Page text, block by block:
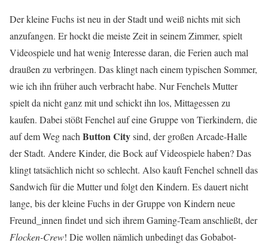
Der kleine Fuchs ist neu in der Stadt und weiß nichts mit sich
anzufangen. Er hockt die meiste Zeit in seinem Zimmer, spielt
Videospiele und hat wenig Interesse daran, die Ferien auch mal
draußen zu verbringen. Das klingt nach einem typischen Sommer,
wie ich ihn früher auch verbracht habe. Nur Fenchels Mutter
spielt da nicht ganz mit und schickt ihn los, Mittagessen zu
kaufen. Dabei stößt Fenchel auf eine Gruppe von Tierkindern, die
auf dem Weg nach Button Citysind, der großen Arcade-Halle
der Stadt. Andere Kinder, die Bock auf Videospiele haben? Das
klingt tatsächlich nicht so schlecht. Also kauft Fenchel schnell das
Sandwich für die Mutter und folgt den Kindern. Es dauert nicht
lange, bis der kleine Fuchs in der Gruppe von Kindern neue
Freund_innen findet und sich ihrem Gaming-Team anschließt, der
Flocken-Crew! Die wollen nämlich unbedingt das Gobabot-